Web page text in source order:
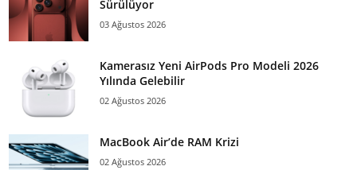
Sürülüyor
03 Ağustos 2026
Kamerasız Yeni AirPods Pro Modeli 2026
Yılında Gelebilir
02 Ağustos 2026
MacBook Air’de RAM Krizi
02 Ağustos 2026